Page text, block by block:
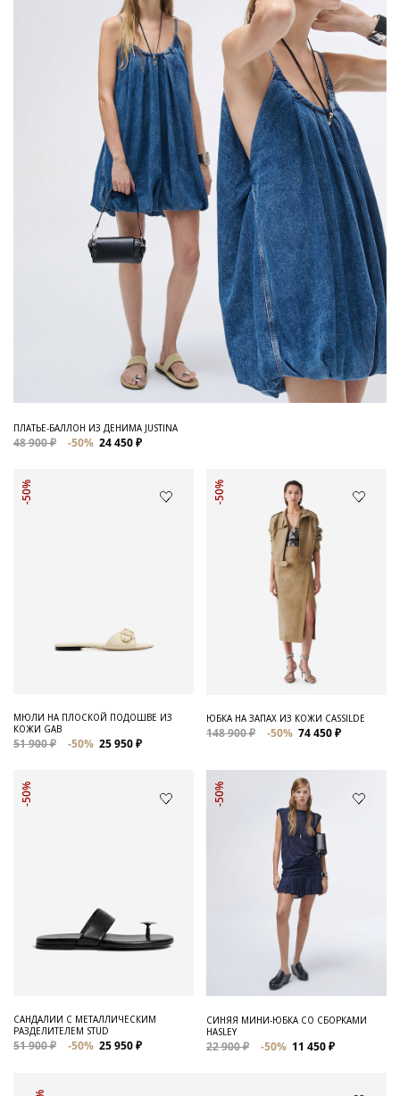
ПЛАТЬЕ-БАЛЛОН ИЗ ДЕНИМА JUSTINA
48 900 ₽ -50% 24 450 ₽
-50%
МЮЛИ НА ПЛОСКОЙ ПОДОШВЕ ИЗ
КОЖИ GAB
51 900 ₽ -50% 25 950 ₽
-50%
ЮБКА НА ЗАПАХ ИЗ КОЖИ CASSILDE
148 900 ₽ -50% 74 450 ₽
-50%
САНДАЛИИ С МЕТАЛЛИЧЕСКИМ
РАЗДЕЛИТЕЛЕМ STUD
51 900 ₽ -50% 25 950 ₽
-50%
СИНЯЯ МИНИ-ЮБКА СО СБОРКАМИ
HASLEY
22 900 ₽ -50% 11 450 ₽